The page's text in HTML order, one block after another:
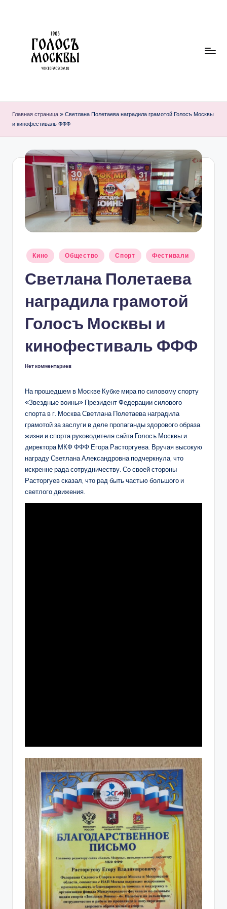
содержимому
О
Л
С
Ъ
М
О
С
Ы
Главная страница » Светлана Полетаева наградила грамотой Голосъ Москвы
и кинофестиваль ФФФ
Опубликовано
Кино Общество Спорт Фестивали
Светлана Полетаева
наградила грамотой
Голосъ Москвы и
кинофестиваль ФФФ
Нет комментариев
На прошедшем в Москве Кубке мира по силовому спорту
«Звездные воины» Президент Федерации силового
спорта в г. Москва Светлана Полетаева наградила
грамотой за заслуги в деле пропаганды здорового образа
жизни и спорта руководителя сайта Голосъ Москвы и
директора МКФ ФФФ Егора Расторгуева. Вручая высокую
награду Светлана Александровна подчеркнула, что
искренне рада сотрудничеству. Со своей стороны
Расторгуев сказал, что рад быть частью большого и
светлого движения.